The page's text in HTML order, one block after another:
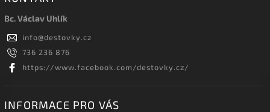
Bc. Václav Uhlík
info@destovky.cz
736 236 876
https://www.facebook.com/destovky.cz/
INFORMACE PRO VÁS